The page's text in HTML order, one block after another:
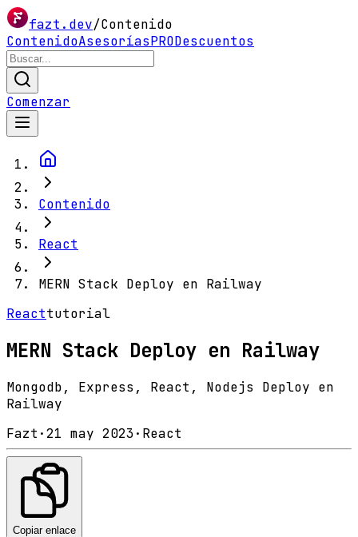
fazt.dev/Contenido
ContenidoAsesoríasPRODescuentos
Comenzar
Contenido
React
MERN Stack Deploy en Railway
Reacttutorial
MERN Stack Deploy en Railway
Mongodb, Express, React, Nodejs Deploy en
Railway
Fazt ·21 may 2023· React
Copiar enlace